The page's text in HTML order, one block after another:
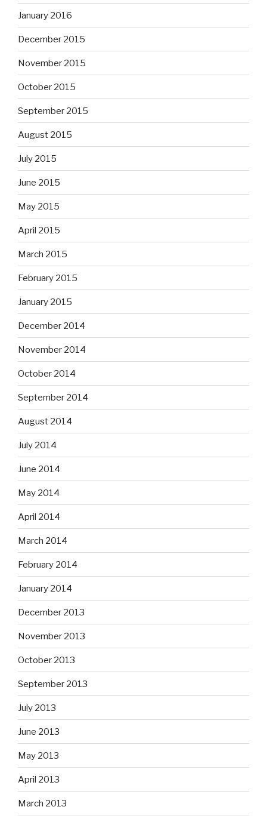
January 2016
December 2015
November 2015
October 2015
September 2015
August 2015
July 2015
June 2015
May 2015
April 2015
March 2015
February 2015
January 2015
December 2014
November 2014
October 2014
September 2014
August 2014
July 2014
June 2014
May 2014
April 2014
March 2014
February 2014
January 2014
December 2013
November 2013
October 2013
September 2013
July 2013
June 2013
May 2013
April 2013
March 2013